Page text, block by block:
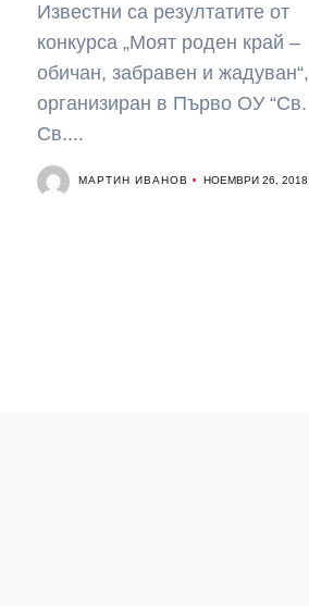
Известни са резултатите от
конкурса „Моят роден край –
обичан, забравен и жадуван“,
организиран в Първо ОУ “Св.
Св....
МАРТИН ИВАНОВ НОЕМВРИ 26, 2018